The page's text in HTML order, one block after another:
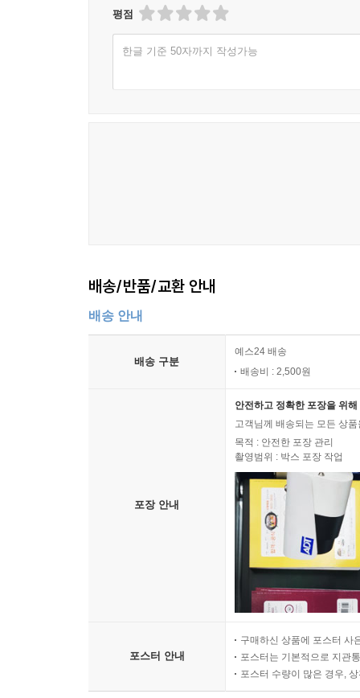
평점
한글 기준 50자까지 작성가능
배송/반품/교환 안내
배송 안내
배송 구분
예스24 배송
배송비 : 2,500원
포장 안내
안전하고 정확한 포장을 위
고객님께 배송되는 모든 상
목적 : 안전한 포장 관리
촬영범위 : 박스 포장 작업
포스터 안내
구매하신 상품에 포스터 사
포스터는 기본적으로 지관
포스터 수량이 많은 경우,